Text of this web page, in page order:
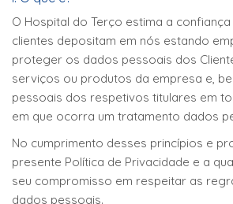
O Hospital do Terço estima a
clientes depositam em nós estando
proteger os dados pessoais dos
serviços ou produtos da empresa e,
pessoais dos respetivos titulares em
em que ocorra um tratamento dados
No cumprimento desses princípios e
presente Política de Privacidade e a
seu compromisso em respeitar as
dados pessoais.